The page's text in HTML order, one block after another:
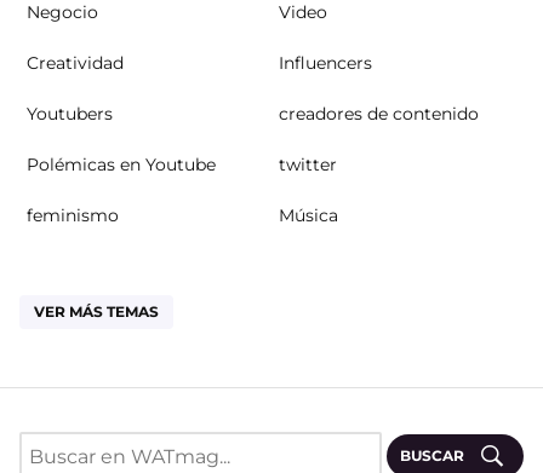
Negocio Video
Creatividad Influencers
Youtubers creadores de contenido
Polémicas en Youtube twitter
feminismo Música
VER MÁS TEMAS
BUSCAR